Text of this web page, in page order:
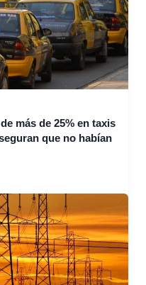
más de 25% en taxis
que no habían